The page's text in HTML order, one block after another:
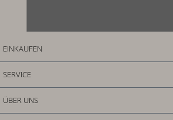
EINKAUFEN
SERVICE
ÜBER UNS